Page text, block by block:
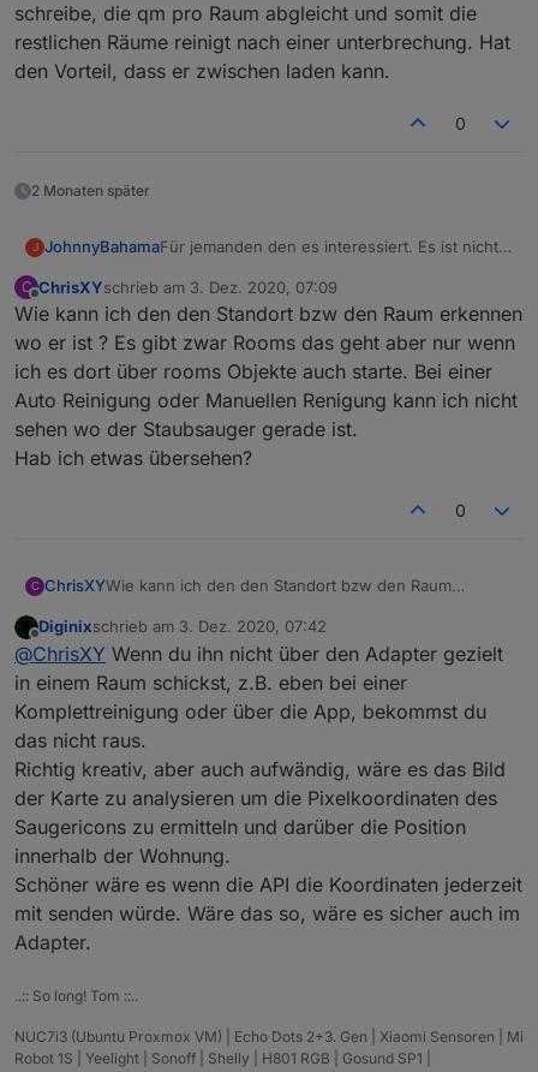
schreibe, die qm pro Raum abgleicht und somit die
restlichen Räume reinigt nach einer unterbrechung. Hat
den Vorteil, dass er zwischen laden kann.
0
2 Monaten später
J JohnnyBahamaFür jemanden den es interessiert. Es ist nicht
Reinigung zu pausieren und ihn an eine
andere Position zu schicken. Dadurch verliert
er den Reinigungszustand, sobald er einen
anderen Befehl bekommt. GoHome und goTo
löscht den Reinigungsvorgang.
Also müssen Umwege her, indem ich eine
Routine schreibe, die qm pro Raum abgleicht
und somit die restlichen Räume reinigt nach
C
Offline
ChrisXYschrieb am 3. Dez. 2020, 07:09
zuletzt editiert von
Wie kann ich den den Standort bzw den Raum erkennen
wo er ist ? Es gibt zwar Rooms das geht aber nur wenn
ich es dort über rooms Objekte auch starte. Bei einer
Auto Reinigung oder Manuellen Renigung kann ich nicht
sehen wo der Staubsauger gerade ist.
Hab ich etwas übersehen?
0
C ChrisXYWie kann ich den den Standort bzw den Raum
aber nur wenn ich es dort über rooms Objekte auch
starte. Bei einer Auto Reinigung oder Manuellen
Renigung kann ich nicht sehen wo der Staubsauger
gerade ist.
Hab ich etwas übersehen?
Offline
Diginixschrieb am 3. Dez. 2020, 07:42
zuletzt editiert von
@ChrisXY Wenn du ihn nicht über den Adapter gezielt
in einem Raum schickst, z.B. eben bei einer
Komplettreinigung oder über die App, bekommst du
das nicht raus.
Richtig kreativ, aber auch aufwändig, wäre es das Bild
der Karte zu analysieren um die Pixelkoordinaten des
Saugericons zu ermitteln und darüber die Position
innerhalb der Wohnung.
Schöner wäre es wenn die API die Koordinaten jederzeit
mit senden würde. Wäre das so, wäre es sicher auch im
Adapter.
..:: So long! Tom ::..
NUC7i3 (Ubuntu Proxmox VM) | Echo Dots 2+3. Gen | Xiaomi Sensoren | Mi
Robot 1S | Yeelight | Sonoff | Shelly | H801 RGB | Gosund SP1 |